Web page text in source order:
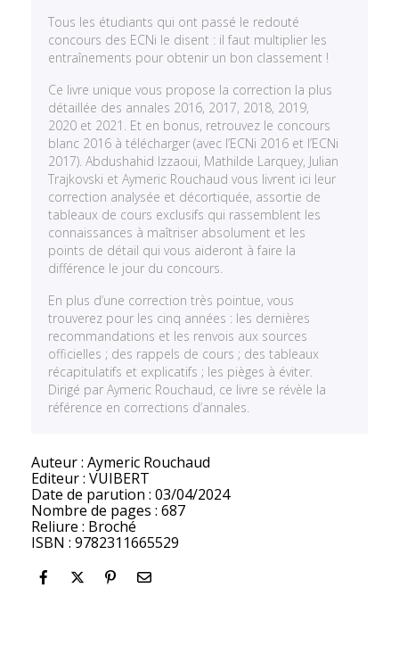
Tous les étudiants qui ont passé le redouté
concours des ECNi le disent : il faut multiplier les
entraînements pour obtenir un bon classement !
Ce livre unique vous propose la correction la plus
détaillée des annales 2016, 2017, 2018, 2019,
2020 et 2021. Et en bonus, retrouvez le concours
blanc 2016 à télécharger (avec l’ECNi 2016 et l’ECNi
2017). Abdushahid Izzaoui, Mathilde Larquey, Julian
Trajkovski et Aymeric Rouchaud vous livrent ici leur
correction analysée et décortiquée, assortie de
tableaux de cours exclusifs qui rassemblent les
connaissances à maîtriser absolument et les
points de détail qui vous aideront à faire la
différence le jour du concours.
En plus d’une correction très pointue, vous
trouverez pour les cinq années : les dernières
recommandations et les renvois aux sources
officielles ; des rappels de cours ; des tableaux
récapitulatifs et explicatifs ; les pièges à éviter.
Dirigé par Aymeric Rouchaud, ce livre se révèle la
référence en corrections d’annales.
Auteur : Aymeric Rouchaud
Editeur : VUIBERT
Date de parution : 03/04/2024
Nombre de pages : 687
Reliure : Broché
ISBN : 9782311665529